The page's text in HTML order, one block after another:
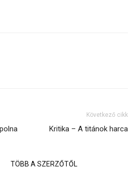
Következő cikk
Kritika – A titánok harca
TÖBB A SZERZŐTŐL